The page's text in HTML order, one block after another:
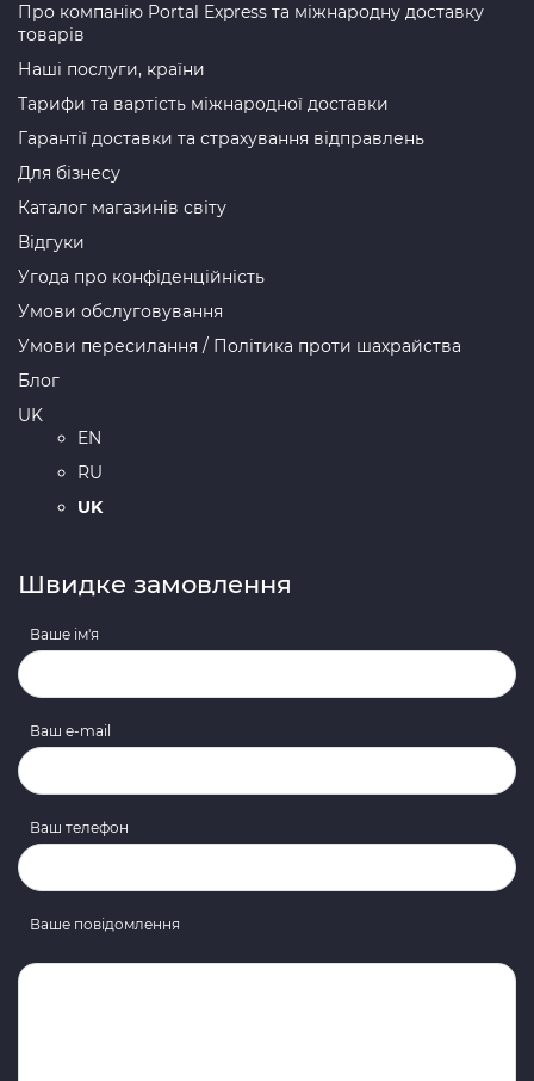
Про компанію Portal Express та міжнародну доставку
товарів
Наші послуги, країни
Тарифи та вартість міжнародної доставки
Гарантії доставки та страхування відправлень
Для бізнесу
Каталог магазинів світу
Відгуки
Угода про конфіденційність
Умови обслуговування
Умови пересилання / Політика проти шахрайства
Блог
UK
EN
RU
UK
Швидке замовлення
Ваше ім'я
Ваш e-mail
Ваш телефон
Ваше повідомлення